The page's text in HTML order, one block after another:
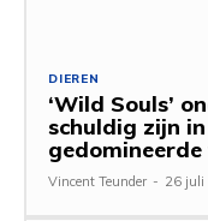
DIEREN
‘Wild Souls’
schuldig zijn
Vincent Teunder - 26 juli